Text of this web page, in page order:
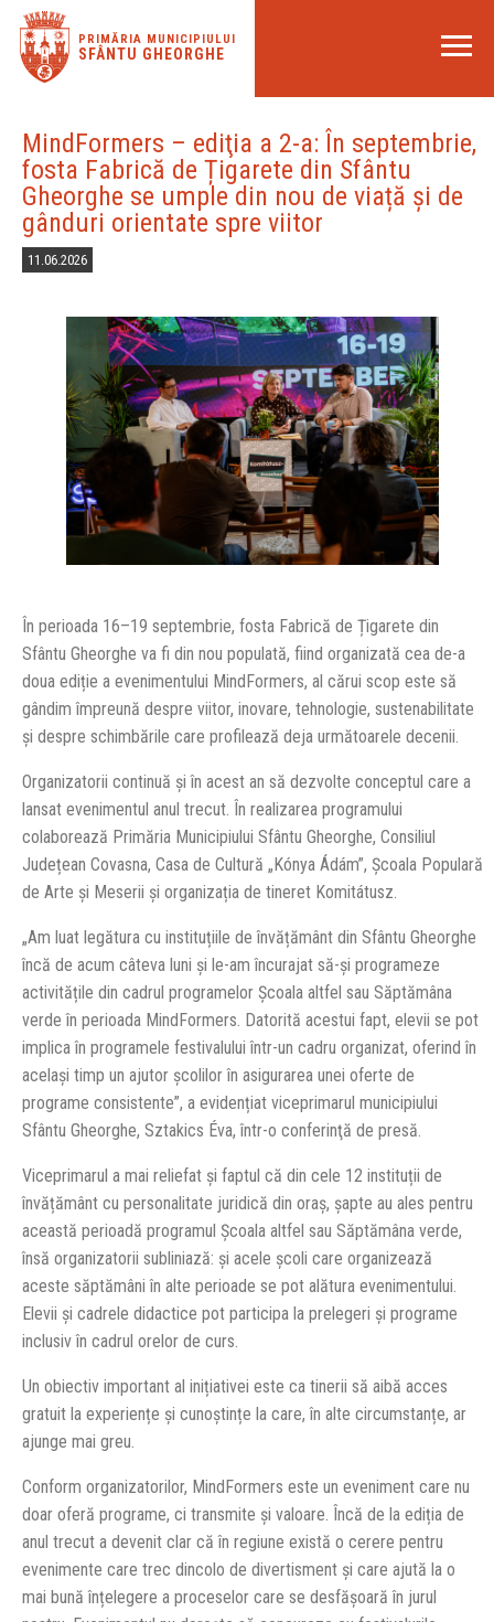
PRIMĂRIA MUNICIPIULUI
SFÂNTU GHEORGHE
MindFormers – ediţia a 2-a: În septembrie,
fosta Fabrică de Țigarete din Sfântu
Gheorghe se umple din nou de viață și de
gânduri orientate spre viitor
11.06.2026
În perioada 16–19 septembrie, fosta Fabrică de Țigarete din
Sfântu Gheorghe va fi din nou populată, fiind organizată cea de-a
doua ediție a evenimentului MindFormers, al cărui scop este să
gândim împreună despre viitor, inovare, tehnologie, sustenabilitate
și despre schimbările care profilează deja următoarele decenii.
Organizatorii continuă și în acest an să dezvolte conceptul care a
lansat evenimentul anul trecut. În realizarea programului
colaborează Primăria Municipiului Sfântu Gheorghe, Consiliul
Județean Covasna, Casa de Cultură „Kónya Ádám”, Școala Populară
de Arte și Meserii și organizația de tineret Komitátusz.
„Am luat legătura cu instituțiile de învățământ din Sfântu Gheorghe
încă de acum câteva luni și le-am încurajat să-și programeze
activitățile din cadrul programelor Școala altfel sau Săptămâna
verde în perioada MindFormers. Datorită acestui fapt, elevii se pot
implica în programele festivalului într-un cadru organizat, oferind în
același timp un ajutor școlilor în asigurarea unei oferte de
programe consistente”, a evidențiat viceprimarul municipiului
Sfântu Gheorghe, Sztakics Éva, într-o conferinţă de presă.
Viceprimarul a mai reliefat și faptul că din cele 12 instituții de
învățământ cu personalitate juridică din oraș, șapte au ales pentru
această perioadă programul Școala altfel sau Săptămâna verde,
însă organizatorii subliniază: și acele școli care organizează
aceste săptămâni în alte perioade se pot alătura evenimentului.
Elevii și cadrele didactice pot participa la prelegeri și programe
inclusiv în cadrul orelor de curs.
Un obiectiv important al inițiativei este ca tinerii să aibă acces
gratuit la experiențe și cunoștințe la care, în alte circumstanțe, ar
ajunge mai greu.
Conform organizatorilor, MindFormers este un eveniment care nu
doar oferă programe, ci transmite și valoare. Încă de la ediția de
anul trecut a devenit clar că în regiune există o cerere pentru
evenimente care trec dincolo de divertisment și care ajută la o
mai bună înțelegere a proceselor care se desfășoară în jurul